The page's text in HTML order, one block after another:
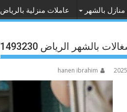
بالشهر عاملات منزلية بالرياض
بالشهر الرياض 0571493230
hanen ibrahim